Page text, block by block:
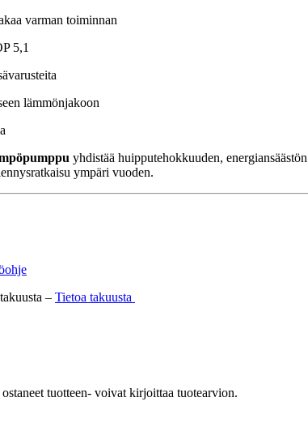
varman toiminnan
5,1
lämmönjakoon
yhdistää huipputehokkuuden,
ympäri vuoden.
– Tietoa takuusta
tuotteen- voivat kirjoittaa tuotearvion.